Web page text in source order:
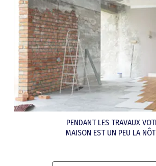
PENDANT LES TRAVAUX
MAISON EST UN PEU LA